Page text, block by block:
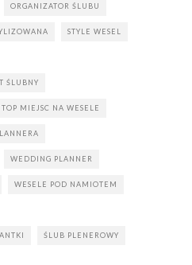
ORGANIZATOR ŚLUBU
STYLE WESEL
ŚLUBNY
TOP MIEJSC NA WESELE
WEDDING PLANNER
WESELE POD NAMIOTEM
ŚLUB PLENEROWY